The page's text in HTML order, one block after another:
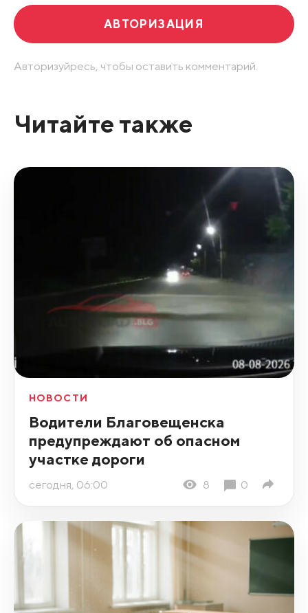
АВТОРИЗАЦИЯ
Авторизуйресь, чтобы оставить комментарий.
Читайте также
НОВОСТИ
Водители Благовещенска
предупреждают об опасном
участке дороги
сегодня, 06:00 8 0